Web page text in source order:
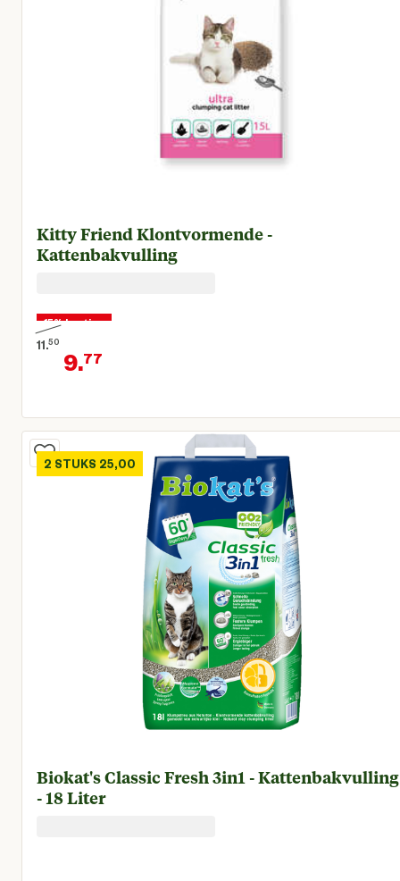
Kitty Friend Klontvormende -
Kattenbakvulling
15% korting
11.50
Oorspronkelijke prijs € 11,50
9.77
Huidige prijs € 9,77
2 STUKS 25,00
Biokat's Classic Fresh 3in1 - Kattenbakvulling
- 18 Liter